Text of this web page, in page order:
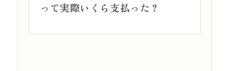
って実際いくら支払った？